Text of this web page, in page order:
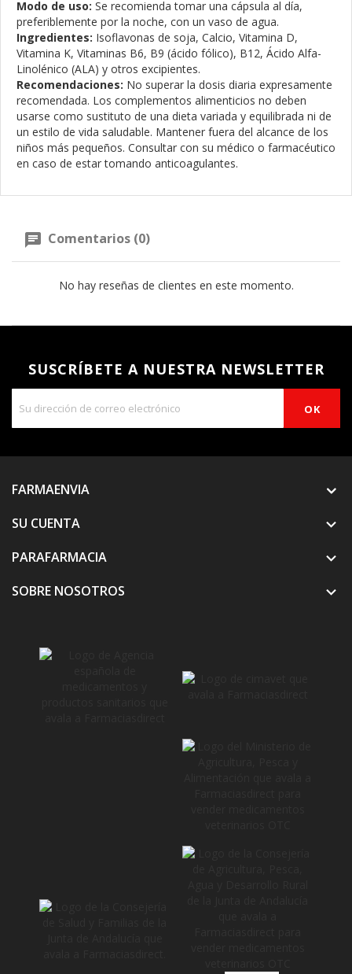
Modo de uso: Se recomienda tomar una cápsula al día,
preferiblemente por la noche, con un vaso de agua.
Ingredientes: Isoflavonas de soja, Calcio, Vitamina D,
Vitamina K, Vitaminas B6, B9 (ácido fólico), B12, Ácido Alfa-
Linolénico (ALA) y otros excipientes.
Recomendaciones: No superar la dosis diaria expresamente
recomendada. Los complementos alimenticios no deben
usarse como sustituto de una dieta variada y equilibrada ni de
un estilo de vida saludable. Mantener fuera del alcance de los
niños más pequeños. Consultar con su médico o farmacéutico
en caso de estar tomando anticoagulantes.
Comentarios (0)
No hay reseñas de clientes en este momento.
SUSCRÍBETE A NUESTRA NEWSLETTER
FARMAENVIA
SU CUENTA

PARAFARMACIA 
SOBRE NOSOTROS 